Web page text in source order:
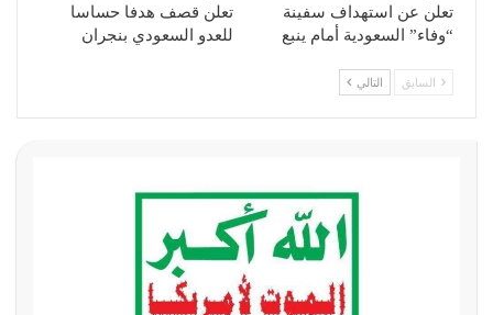
تعلن عن استهداف سفينة
“وفاء” السعودية أمام ينبع
تعلن قصف هدفا حساسا
للعدو السعودي بنجران
السابق التالي